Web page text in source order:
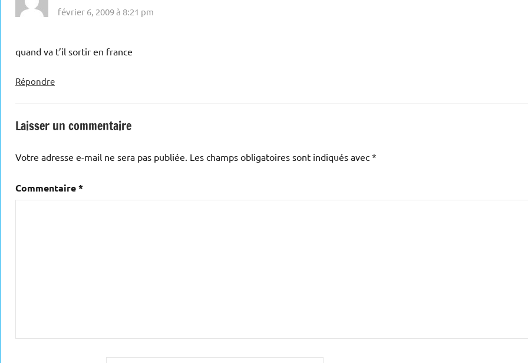
février 6, 2009 à 8:21 pm
quand va t’il sortir en france
Répondre
Laisser un commentaire
Votre adresse e-mail ne sera pas publiée. Les champs obligatoires sont indiqués avec *
Commentaire*